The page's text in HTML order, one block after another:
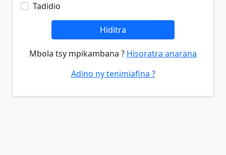
Tadidio
Hiditra
Mbola tsy mpikambana ? Hisoratra anarana
Adino ny tenimiafina ?